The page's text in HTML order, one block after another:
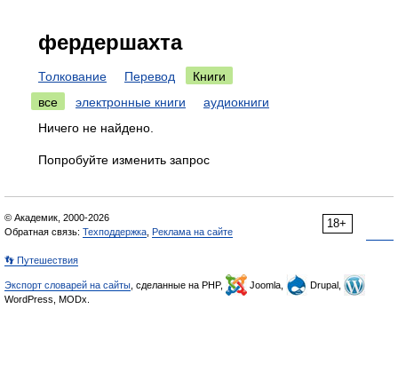
фердершахта
Толкование Перевод
Книги
все
электронные книги
аудиокниги
Ничего не найдено.
Попробуйте изменить запрос
18+
© Академик, 2000-2026
Обратная связь: Техподдержка Реклама на сайте
👣 Путешествия
Экспорт словарей на сайты , сделанные на PHP, Joomla,
Drupal,
WordPress, MODx.